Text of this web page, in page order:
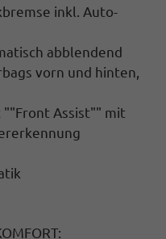
inkl. Auto-
abblendend
vorn und hinten,
Assist"" mit